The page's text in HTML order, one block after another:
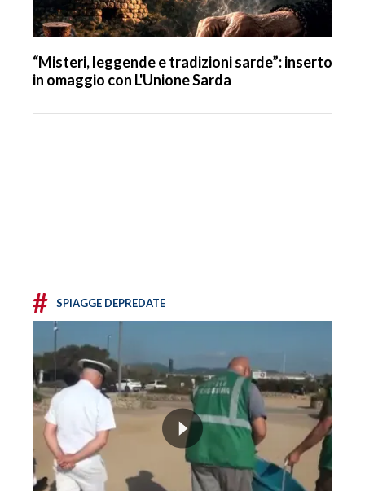
“Misteri, leggende e tradizioni sarde”: inserto
in omaggio con L'Unione Sarda
# SPIAGGE DEPREDATE